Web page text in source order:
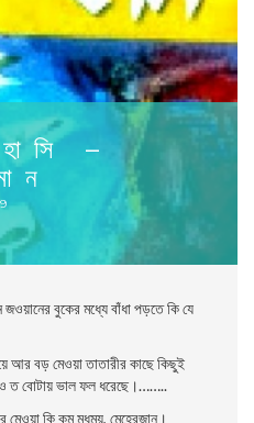
–
বুকের মধ্যে বাঁধা পড়তে কি যে
বড় মেওয়া তাতারীর কাছে কিছুই
ত বোটায় ভাল ফল ধরেছে।……..
কি কম মধুময়, মেহেরজান।